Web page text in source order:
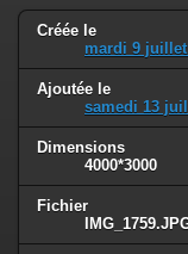
Créée le
mardi 9 juillet
Ajoutée le
samedi 13
Dimensions
4000*3000
Fichier